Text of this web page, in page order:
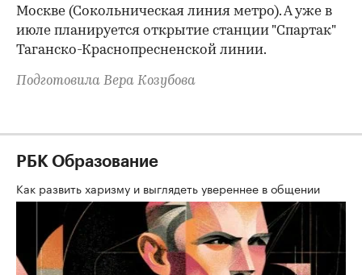
Москве (Сокольническая линия метро). А уже в
июле планируется открытие станции "Спартак"
Таганско-Краснопресненской линии.
Подготовила Вера Козубова
РБК Образование
Как развить харизму и выглядеть увереннее в общении